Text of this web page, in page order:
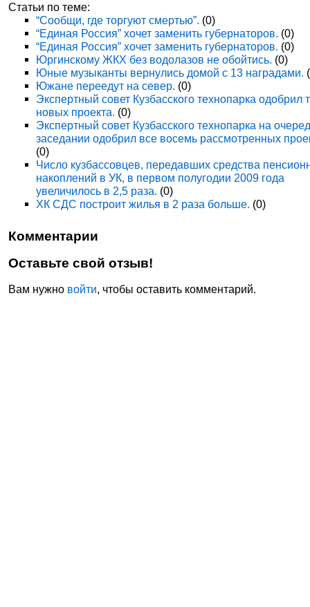
Статьи по теме:
“Сообщи, где торгуют смертью”. (0)
“Единая Россия” хочет заменить губернаторов. (0)
“Единая Россия” хочет заменить губернаторов. (0)
Юргинскому ЖКХ без водолазов не обойтись. (0)
Юные музыканты вернулись домой с 13 наградами.
Южане переедут на север. (0)
Экспертный совет Кузбасского технопарка одобрил
новых проекта. (0)
Экспертный совет Кузбасского технопарка на
заседании одобрил все восемь рассмотренных
(0)
Число кузбассовцев, передавших средства
накоплений в УК, в первом полугодии 2009 года
увеличилось в 2,5 раза. (0)
ХК СДС построит жилья в 2 раза больше. (0)
Комментарии
Оставьте свой отзыв!
Вам нужно войти, чтобы оставить комментарий.